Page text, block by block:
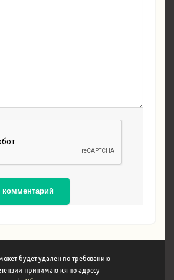
комментарий
будет удален по требованию
принимаются по адресу